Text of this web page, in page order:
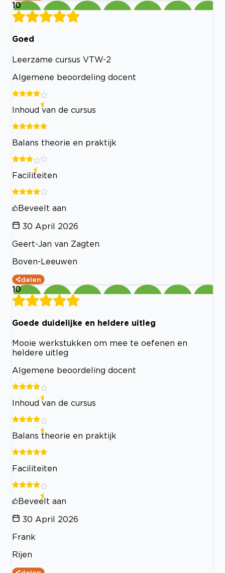
10
Goed
Leerzame cursus VTW-2
Algemene beoordeling docent
Inhoud van de cursus
Balans theorie en praktijk
Faciliteiten
Beveelt aan
30 April 2026
Geert-Jan van Zagten
Boven-Leeuwen
delen
10
Goede duidelijke en heldere uitleg
Mooie werkstukken om mee te oefenen en
heldere uitleg
Algemene beoordeling docent
Inhoud van de cursus
Balans theorie en praktijk
Faciliteiten
Beveelt aan
30 April 2026
Frank
Rijen